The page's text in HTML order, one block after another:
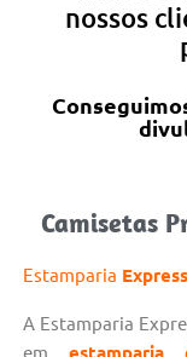
nossos
Camisetas
Estamparia
A Estamparia
em